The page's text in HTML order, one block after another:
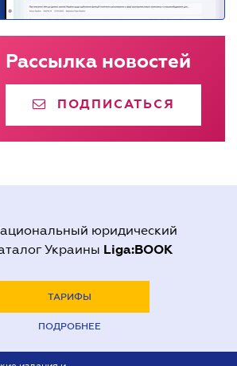
Рассылка новостей
ПОДПИСАТЬСЯ
юридический
Украины Liga:BOOK
ТАРИФЫ
ПОДРОБНЕЕ